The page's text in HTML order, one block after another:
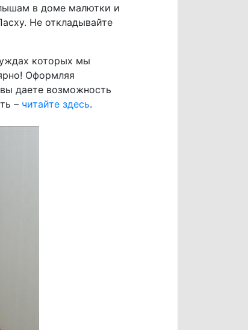
в доме малютки и
Не откладывайте
которых мы
Оформляя
даете возможность
– читайте здесь.